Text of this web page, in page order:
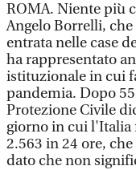
ROMA. Niente più
Angelo Borrelli,
entrata nelle case
ha rappresentato
istituzionale in cui
pandemia. Dopo
Protezione Civile
giorno in cui l'Italia
2.563 in 24 ore,
dato che non